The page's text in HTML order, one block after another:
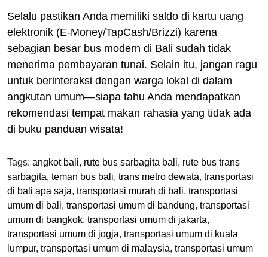
Selalu pastikan Anda memiliki saldo di kartu uang
elektronik (E-Money/TapCash/Brizzi) karena
sebagian besar bus modern di Bali sudah tidak
menerima pembayaran tunai. Selain itu, jangan ragu
untuk berinteraksi dengan warga lokal di dalam
angkutan umum—siapa tahu Anda mendapatkan
rekomendasi tempat makan rahasia yang tidak ada
di buku panduan wisata!
Tags: angkot bali, rute bus sarbagita bali, rute bus trans
sarbagita, teman bus bali, trans metro dewata, transportasi
di bali apa saja, transportasi murah di bali, transportasi
umum di bali, transportasi umum di bandung, transportasi
umum di bangkok, transportasi umum di jakarta,
transportasi umum di jogja, transportasi umum di kuala
lumpur, transportasi umum di malaysia, transportasi umum